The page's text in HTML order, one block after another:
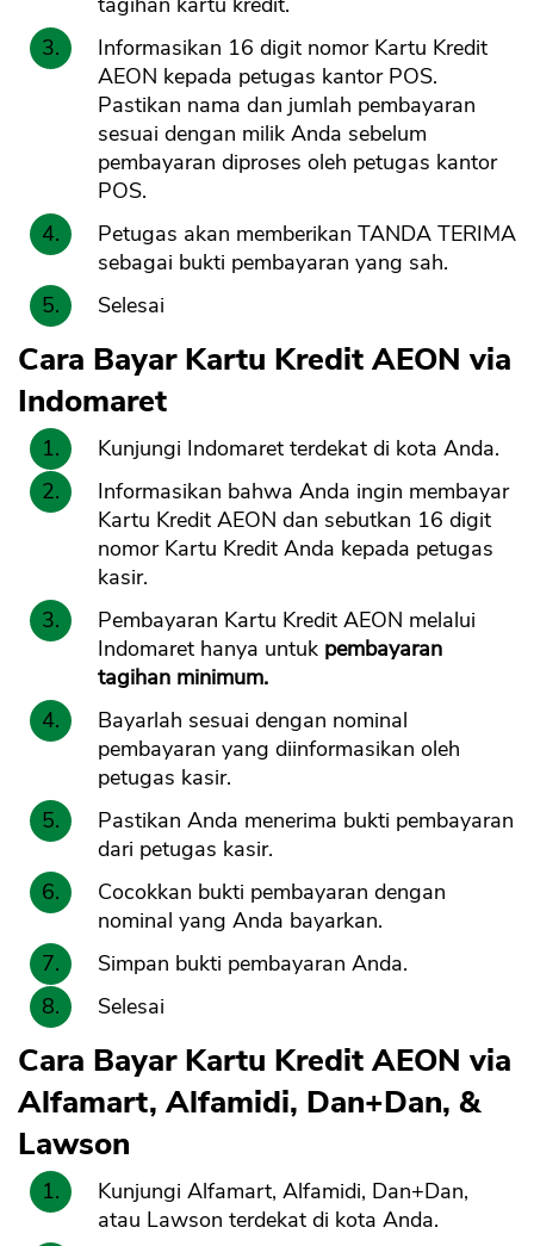
Informasikan 16 digit nomor Kartu Kredit
AEON kepada petugas kantor POS.
Pastikan nama dan jumlah pembayaran
sesuai dengan milik Anda sebelum
pembayaran diproses oleh petugas kantor
POS.
Petugas akan memberikan TANDA TERIMA
sebagai bukti pembayaran yang sah.
Selesai
Cara Bayar Kartu Kredit AEON via
Indomaret
Kunjungi Indomaret terdekat di kota Anda.
Informasikan bahwa Anda ingin membayar
Kartu Kredit AEON dan sebutkan 16 digit
nomor Kartu Kredit Anda kepada petugas
kasir.
Pembayaran Kartu Kredit AEON melalui
Indomaret hanya untuk pembayaran
tagihan minimum.
Bayarlah sesuai dengan nominal
pembayaran yang diinformasikan oleh
petugas kasir.
Pastikan Anda menerima bukti pembayaran
dari petugas kasir.
Cocokkan bukti pembayaran dengan
nominal yang Anda bayarkan.
Simpan bukti pembayaran Anda.
Selesai
Cara Bayar Kartu Kredit AEON via
Alfamart, Alfamidi, Dan+Dan, &
Lawson
Kunjungi Alfamart, Alfamidi, Dan+Dan,
atau Lawson terdekat di kota Anda.